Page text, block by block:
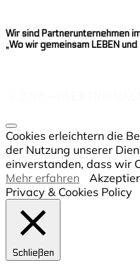
Wir sind Partnerunternehmen
„Wo wir gemeinsam LEBEN und
Cookies erleichtern die
der Nutzung unserer
einverstanden, dass wir
Mehr erfahren
Privacy & Cookies Policy
Schließen